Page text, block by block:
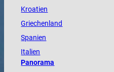
Kroatien
Griechenland
Spanien
Italien
Panorama